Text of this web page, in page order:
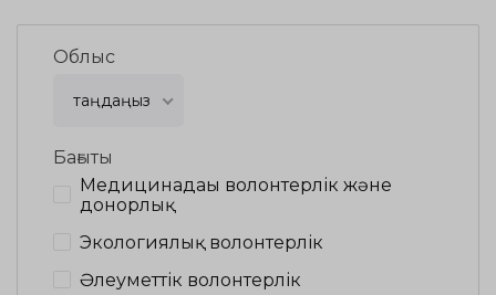
Облыс
таңдаңыз
Бағыты
Медицинадағы волонтерлік және
донорлық
Экологиялық волонтерлік
Әлеуметтік волонтерлік